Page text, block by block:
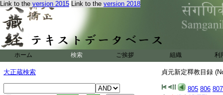
Link to the version 2015 Link to the version 2018
ホーム 検索 ご挨拶 組織 利
大正蔵検索 貞元新定釋教目録
805 806 807
年夏於逍遙園出七
七日訖叡製序見二
中論四卷 亦云中觀論
叡製序見二
22 十二門論一卷
百論二卷 提婆菩薩造